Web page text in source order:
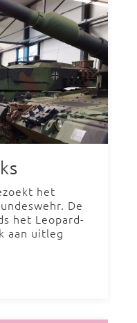
het
De
het Leopard-
aan uitleg